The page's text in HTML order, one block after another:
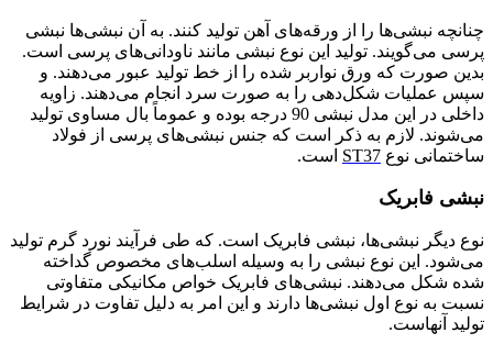
چنانچه نبشی‌ها را از ورقه‌های آهن تولید کنند. به آن نبشی‌ها نبشی
پرسی می‌گویند. تولید این نوع نبشی مانند ناودانی‌های پرسی است.
بدین صورت که ورق نواربر شده را از خط تولید عبور می‌دهند. و
سپس عملیات شکل‌دهی را به صورت سرد انجام می‌دهند. زاویه
داخلی در این مدل نبشی 90 درجه بوده و عموماً بال مساوی تولید
می‌شوند. لازم به ذکر است که جنس نبشی‌های پرسی از فولاد
ساختمانی نوع ST37 است.
نبشی فابریک
نوع دیگر نبشی‌ها، نبشی فابریک است. که طی فرآیند نورد گرم تولید
می‌شود. این نوع نبشی را به وسیله اسلب‌های مخصوص گداخته
شده شکل می‌دهند. نبشی‌های فابریک خواص مکانیکی متفاوتی
نسبت به نوع اول نبشی‌ها دارند و این امر به دلیل تفاوت در شرایط
تولید آنهاست.